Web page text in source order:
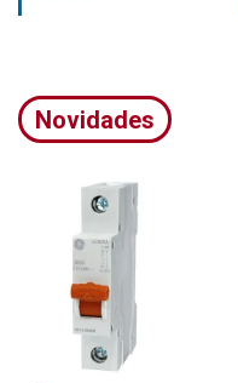
Novidades